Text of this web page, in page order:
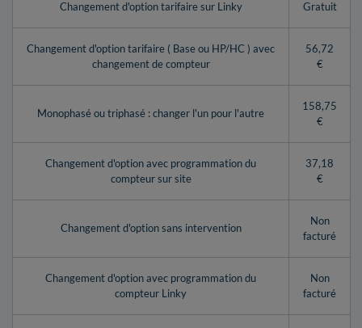
Changement d'option tarifaire sur Linky Gratuit
Changement d'option tarifaire ( Base ou HP/HC ) avec
changement de compteur
56,72
€
Monophasé ou triphasé : changer l'un pour l'autre
158,75
€
Changement d'option avec programmation du
compteur sur site
37,18
€
Changement d'option sans intervention
Non
facturé
Changement d'option avec programmation du
compteur Linky
Non
facturé